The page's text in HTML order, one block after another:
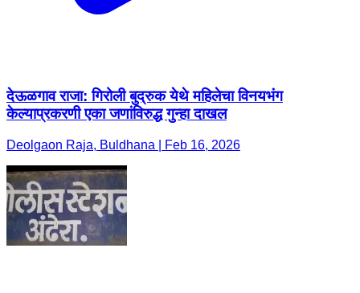
देऊळगाव राजा: गिरोली बुद्रुक येथे महिलेचा विनयभंग
केल्याप्रकरणी एका जणांविरुद्ध गुन्हा दाखल
Deolgaon Raja, Buldhana | Feb 16, 2026